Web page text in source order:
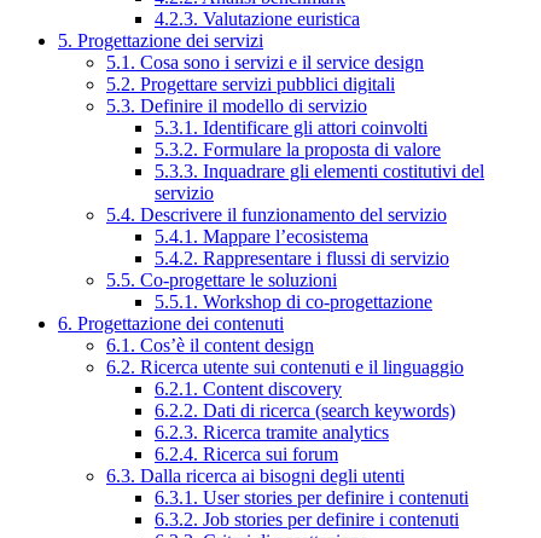
4.2.3. Valutazione euristica
5. Progettazione dei servizi
5.1. Cosa sono i servizi e il service design
5.2. Progettare servizi pubblici digitali
5.3. Definire il modello di servizio
5.3.1. Identificare gli attori coinvolti
5.3.2. Formulare la proposta di valore
5.3.3. Inquadrare gli elementi costitutivi del
servizio
5.4. Descrivere il funzionamento del servizio
5.4.1. Mappare l’ecosistema
5.4.2. Rappresentare i flussi di servizio
5.5. Co-progettare le soluzioni
5.5.1. Workshop di co-progettazione
6. Progettazione dei contenuti
6.1. Cos’è il content design
6.2. Ricerca utente sui contenuti e il linguaggio
6.2.1. Content discovery
6.2.2. Dati di ricerca (search keywords)
6.2.3. Ricerca tramite analytics
6.2.4. Ricerca sui forum
6.3. Dalla ricerca ai bisogni degli utenti
6.3.1. User stories per definire i contenuti
6.3.2. Job stories per definire i contenuti